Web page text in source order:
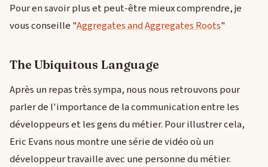
Pour en savoir plus et peut-être mieux comprendre, je
vous conseille "Aggregates and Aggregates Roots"
The Ubiquitous Language
Après un repas très sympa, nous nous retrouvons pour
parler de l'importance de la communication entre les
développeurs et les gens du métier. Pour illustrer cela,
Eric Evans nous montre une série de vidéo où un
développeur travaille avec une personne du métier.